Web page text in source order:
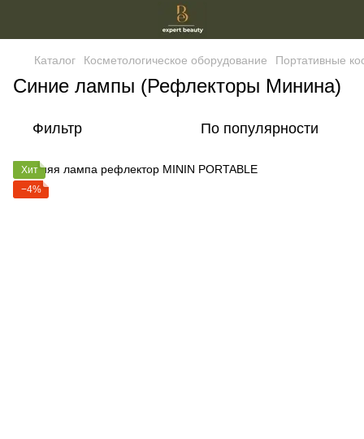
Каталог Косметологическое оборудование Портативные
Синие лампы (Рефлекторы Минина)
Фильтр По популярности
Хит
−4%